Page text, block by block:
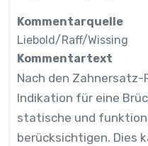
Kommentarquelle
Liebold/Raff/Wissing
Kommentartext
Nach den
Indikation für eine
statische und
berücksichtigen. Dies